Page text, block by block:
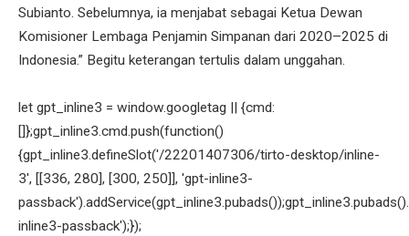
Subianto. Sebelumnya, ia menjabat sebagai Ketua Dewan
Komisioner Lembaga Penjamin Simpanan dari 2020–2025 di
Indonesia.” Begitu keterangan tertulis dalam unggahan.
let gpt_inline3 = window.googletag || {cmd:
[]};gpt_inline3.cmd.push(function()
{gpt_inline3.defineSlot('/22201407306/tirto-desktop/inline-
3', [[336, 280], [300, 250]], 'gpt-inline3-
inline3-passback');});